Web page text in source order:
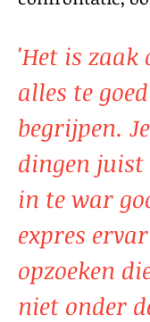
'Het is zaak
alles te
begrijpen.
dingen
in te war
expres
opzoeken
niet onder